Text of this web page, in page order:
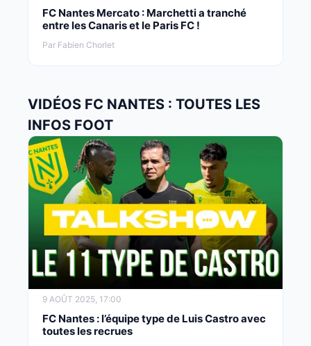
FC Nantes Mercato : Marchetti a tranché
entre les Canaris et le Paris FC !
Par Fabien Chorlet
VIDÉOS FC NANTES : TOUTES LES
INFOS FOOT
9 AOÛT 2025, 17:00
FC Nantes : l’équipe type de Luis Castro avec
toutes les recrues